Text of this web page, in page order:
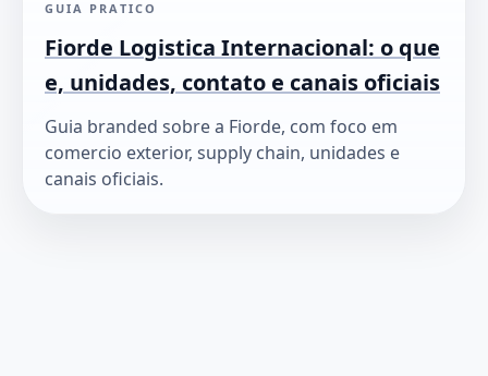
GUIA PRATICO
Fiorde Logistica Internacional: o que
e, unidades, contato e canais oficiais
Guia branded sobre a Fiorde, com foco em
comercio exterior, supply chain, unidades e
canais oficiais.